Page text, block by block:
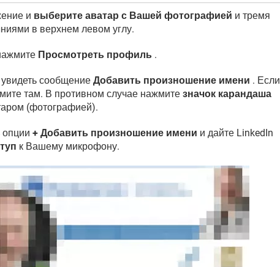
и выберите аватар с Вашей фотографией и тремя
в верхнем левом углу.
Просмотреть профиль .
сообщение Добавить произношение имени . Если
там. В противном случае нажмите значок карандаша
(фотографией).
опции + Добавить произношение имени и дайте LinkedIn
к Вашему микрофону.